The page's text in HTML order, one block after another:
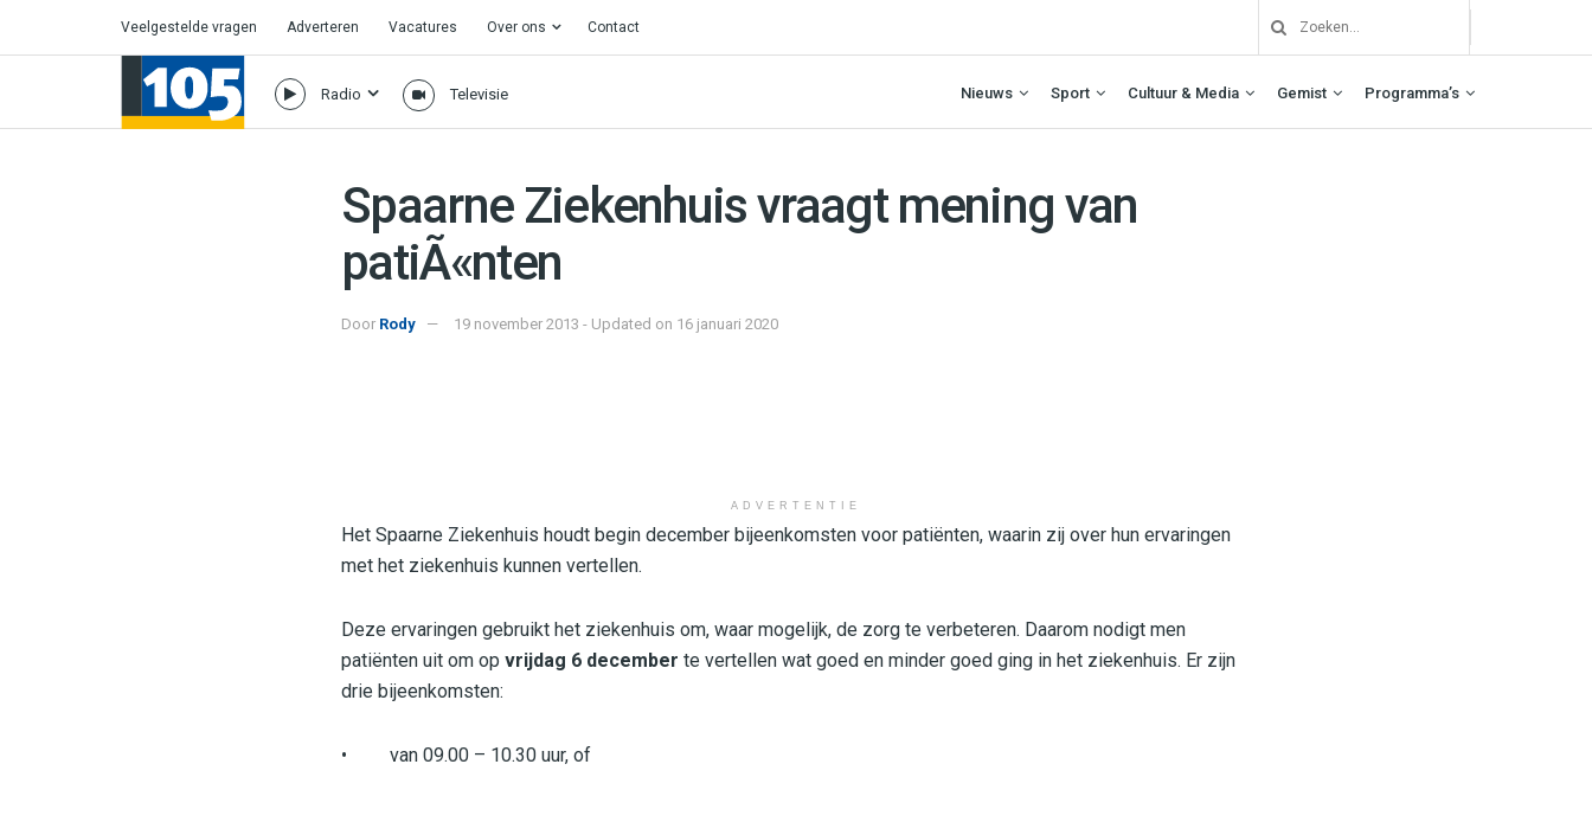
Veelgestelde vragen Adverteren Vacatures Over ons Contact
Radio Televisie Nieuws Sport Cultuur & Media Gemist Programma’s
Spaarne Ziekenhuis vraagt mening van
patiÃ«nten
Door Rody 19 november 2013 - Updated on 16 januari 2020
ADVERTENTIE
Het Spaarne Ziekenhuis houdt begin december bijeenkomsten voor patiënten, waarin zij over hun ervaringen
met het ziekenhuis kunnen vertellen.
Deze ervaringen gebruikt het ziekenhuis om, waar mogelijk, de zorg te verbeteren. Daarom nodigt men
patiënten uit om op vrijdag 6 december te vertellen wat goed en minder goed ging in het ziekenhuis. Er zijn
drie bijeenkomsten:
• van 09.00 – 10.30 uur, of